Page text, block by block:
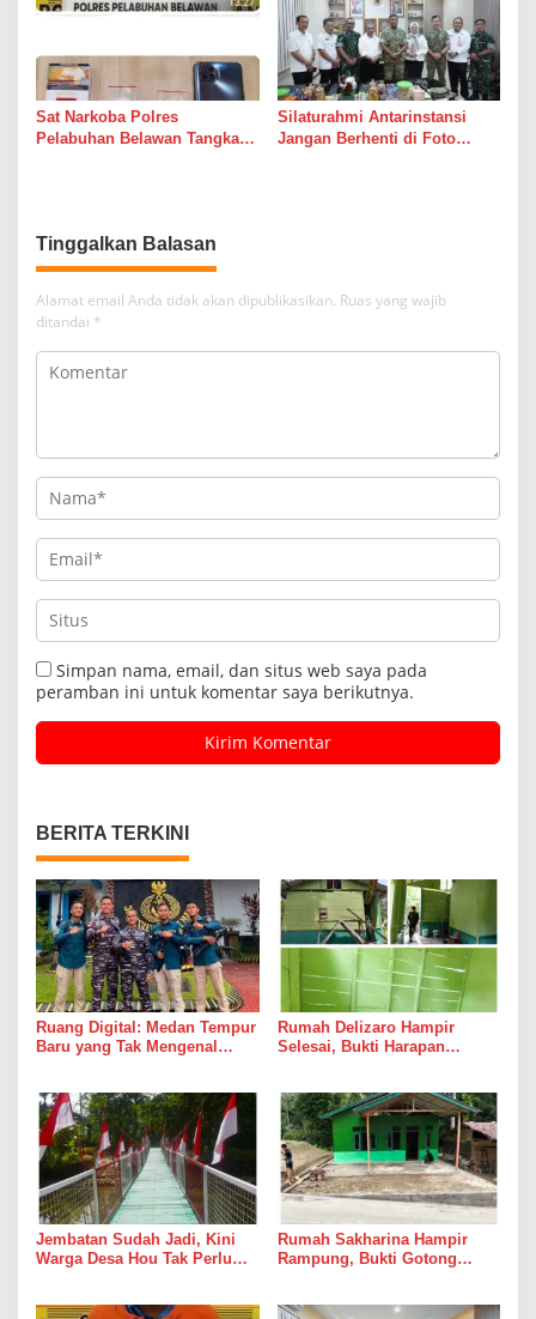
Sat Narkoba Polres
Pelabuhan Belawan Tangkap
Silaturahmi Antarinstansi
Jangan Berhenti di Foto
Tinggalkan Balasan
Alamat email Anda tidak akan dipublikasikan. Ruas yang wajib
ditandai *
Simpan nama, email, dan situs web saya pada
peramban ini untuk komentar saya berikutnya.
BERITA TERKINI
Ruang Digital: Medan Tempur
Baru yang Tak Mengenal
Rumah Delizaro Hampir
Selesai, Bukti Harapan
Jembatan Sudah Jadi, Kini
Warga Desa Hou Tak Perlu
Rumah Sakharina Hampir
Rampung, Bukti Gotong